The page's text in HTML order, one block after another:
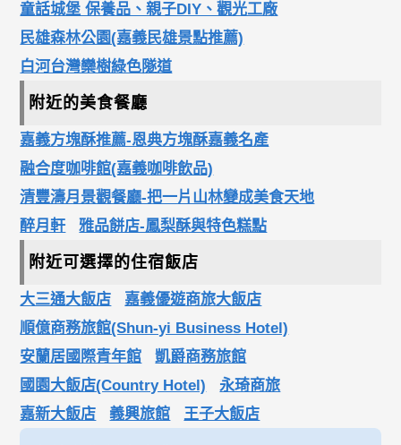
童話城堡 保養品、親子DIY、觀光工廠
民雄森林公園(嘉義民雄景點推薦)
白河台灣欒樹綠色隧道
附近的美食餐廳
嘉義方塊酥推薦-恩典方塊酥嘉義名產
融合度咖啡館(嘉義咖啡飲品)
清豐濤月景觀餐廳-把一片山林變成美食天地
醉月軒
雅品餅店-鳳梨酥與特色糕點
附近可選擇的住宿飯店
大三通大飯店
嘉義優遊商旅大飯店
順億商務旅館(Shun-yi Business Hotel)
安蘭居國際青年館
凱爵商務旅館
國園大飯店(Country Hotel)
永琦商旅
嘉新大飯店
義興旅館 王子大飯店